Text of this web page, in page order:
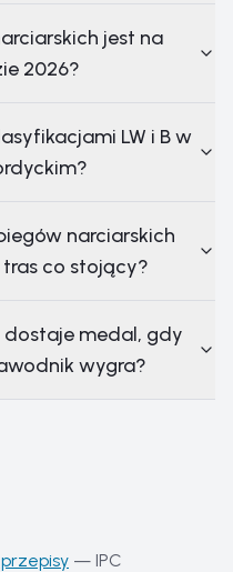
jest na
2026?
LW i B w
narciarskich
co stojący?
medal, gdy
wygra?
— IPC